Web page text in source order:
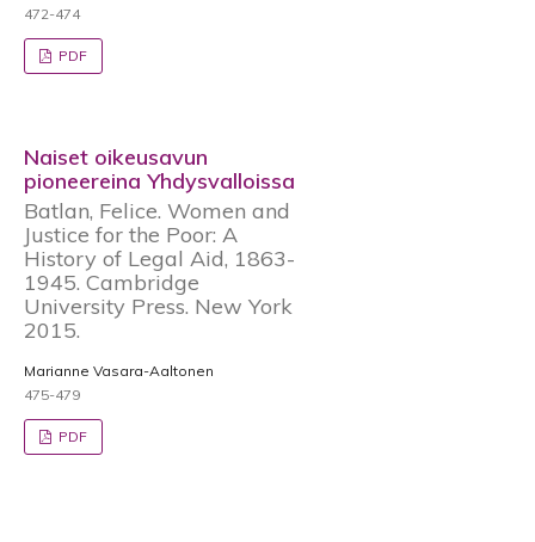
472-474
PDF
Naiset oikeusavun
pioneereina Yhdysvalloissa
Batlan, Felice. Women and
Justice for the Poor: A
History of Legal Aid, 1863-
1945. Cambridge
University Press. New York
2015.
Marianne Vasara-Aaltonen
475-479
PDF